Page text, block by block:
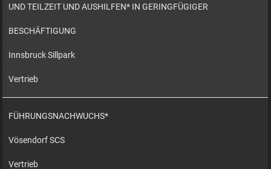
UND TEILZEIT UND AUSHILFEN* IN GERINGFÜGIGER
BESCHÄFTIGUNG
Innsbruck Sillpark
Vertrieb
FÜHRUNGSNACHWUCHS*
Vösendorf SCS
Vertrieb